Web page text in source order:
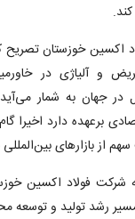
اکسین خوزستان تصریح
و آلیاژی در
در جهان به شمار
برعهده دارد اخیرا
از بازارهای
شرکت فولاد اکسین
رشد تولید و توسعه